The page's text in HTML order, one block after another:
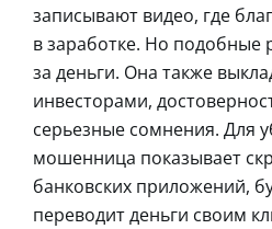
записывают видео, где
в заработке. Но подобные
за деньги. Она также
инвесторами,
серьезные сомнения. Для
мошенница показывает
банковских приложений,
переводит деньги своим